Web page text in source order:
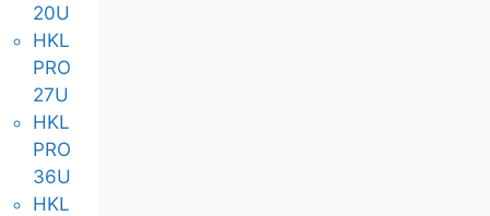
20U
HKL
PRO
27U
HKL
PRO
36U
HKL